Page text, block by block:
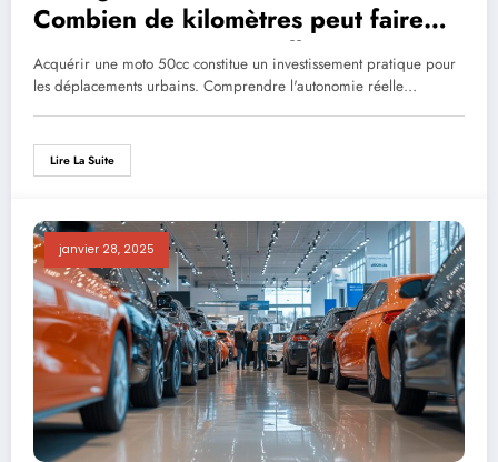
Combien de kilomètres peut faire
une moto 50cc et quelles assurances
choisir ?
Acquérir une moto 50cc constitue un investissement pratique pour
les déplacements urbains. Comprendre l'autonomie réelle…
Lire La Suite
janvier 28, 2025